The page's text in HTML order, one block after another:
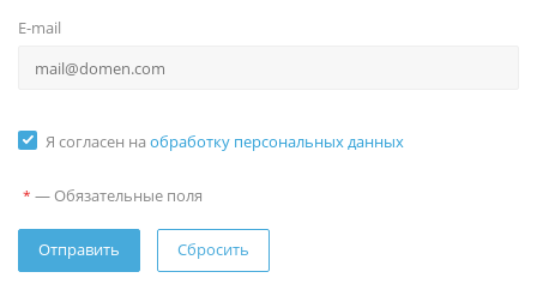
E-mail
Я согласен на обработку персональных данных
* — Обязательные поля
Сбросить